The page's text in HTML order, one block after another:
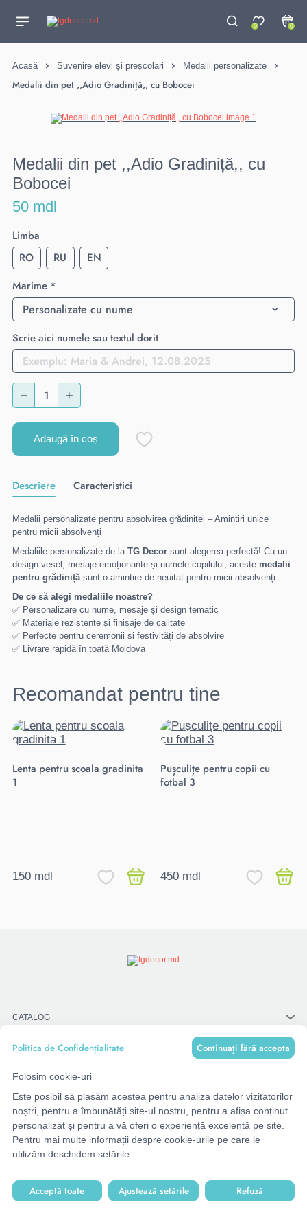
0 0
Acasă Suvenire elevi și preșcolari Medalii personalizate
Medalii din pet ,,Adio Gradiniță,, cu Bobocei
Medalii din pet ,,Adio Gradiniță,, cu
Bobocei
50 mdl
Limba
RO
RU
EN
Marime *
Scrie aici numele sau textul dorit
Adaugă în coș
Descriere Caracteristici
Medalii personalizate pentru absolvirea grădiniței – Amintiri unice
pentru micii absolvenți
Medaliile personalizate de la TG Decorsunt alegerea perfectă! Cu un
design vesel, mesaje emoționante și numele copilului, aceste medalii
pentru grădinițăsunt o amintire de neuitat pentru micii absolvenți.
De ce să alegi medaliile noastre?
✅ Personalizare cu nume, mesaje și design tematic
✅ Materiale rezistente și finisaje de calitate
✅ Perfecte pentru ceremonii și festivități de absolvire
✅ Livrare rapidă în toată Moldova
Recomandat pentru tine
Lenta pentru scoala gradinita
1
150 mdl
Pușculițe pentru copii cu
fotbal 3
450 mdl
CATALOG
CONTACTE
Politica de Confidențialitate Continuați fără accepta
Folosim cookie-uri
Este posibil să plasăm acestea pentru analiza datelor vizitatorilor
noștri, pentru a îmbunătăți site-ul nostru, pentru a afișa conținut
personalizat și pentru a vă oferi o experiență excelentă pe site.
Pentru mai multe informații despre cookie-urile pe care le
utilizăm deschidem setările.
Acceptă toate Ajustează setările Refuză